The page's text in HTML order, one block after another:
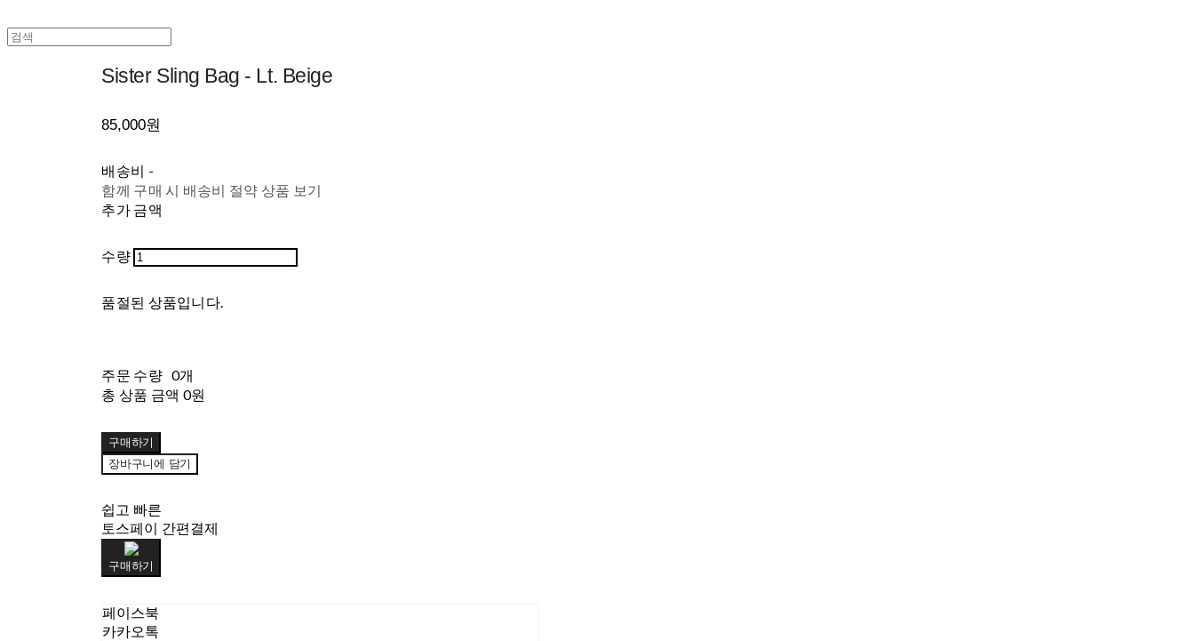
Sister Sling Bag - Lt. Beige
85,000원
배송비 -
함께 구매 시 배송비 절약 상품 보기
추가 금액
수량
품절된 상품입니다.
주문 수량 0개
총 상품 금액 0원
구매하기
장바구니에 담기
쉽고 빠른
토스페이 간편결제
구매하기
페이스북
카카오톡